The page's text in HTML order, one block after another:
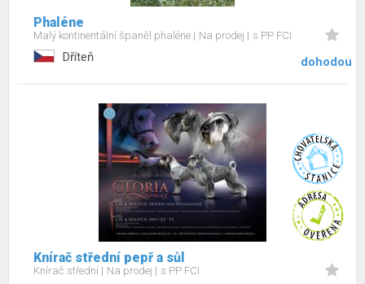
Phaléne
Malý kontinentální španěl phaléne Na prodej s PP FCI
Dříteň dohodou
Knírač střední pepř a sůl
Knírač střední Na prodej s PP FCI